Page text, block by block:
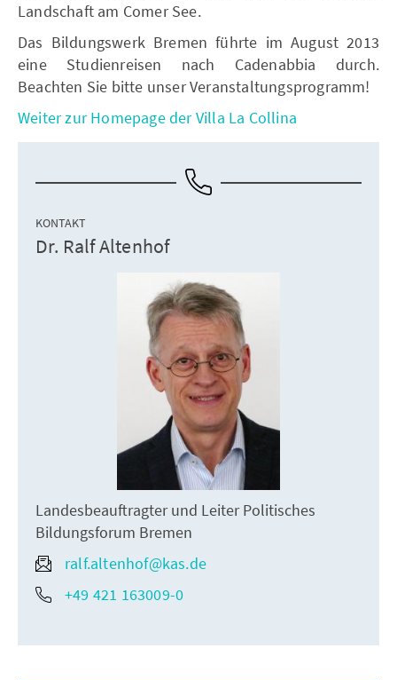
Landschaft am Comer See.
Das Bildungswerk Bremen führte im August 2013
eine Studienreisen nach Cadenabbia durch.
Beachten Sie bitte unser Veranstaltungsprogramm!
Weiter zur Homepage der Villa La Collina
KONTAKT
Dr. Ralf Altenhof
Landesbeauftragter und Leiter Politisches
Bildungsforum Bremen
ralf.altenhof@kas.de
+49 421 163009-0